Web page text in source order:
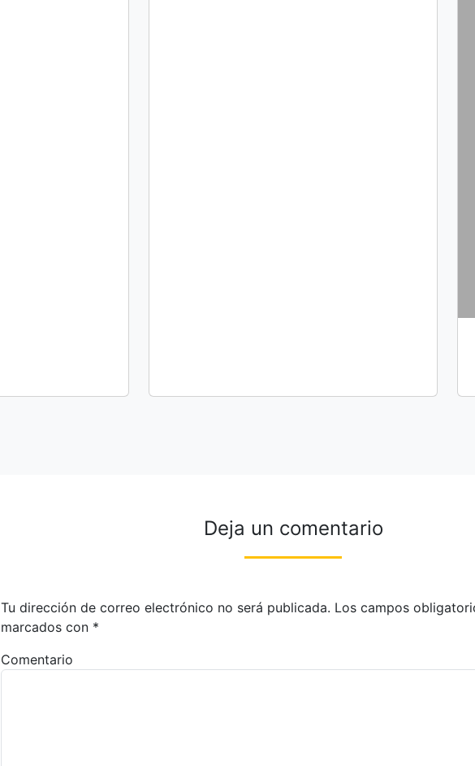
Deja un comentario
Tu dirección de correo electrónico no será publicada. Los campos
marcados con *
Comentario